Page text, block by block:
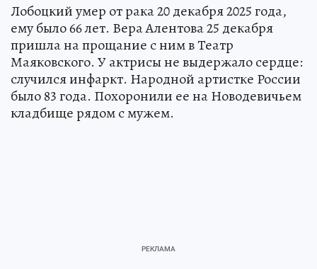
Лобоцкий умер от рака 20 декабря 2025 года,
ему было 66 лет. Вера Алентова 25 декабря
пришла на прощание с ним в Театр
Маяковского. У актрисы не выдержало сердце:
случился инфаркт. Народной артистке России
было 83 года. Похоронили ее на Новодевичьем
кладбище рядом с мужем.